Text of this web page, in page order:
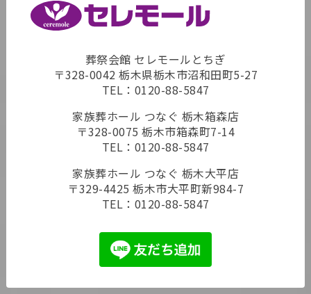
葬祭会館 セレモールとちぎ
〒328-0042 栃木県栃木市沼和田町5-27
TEL： 0120-88-5847
家族葬ホール つなぐ 栃木箱森店
〒328-0075 栃木市箱森町7-14
TEL： 0120-88-5847
家族葬ホール つなぐ 栃木大平店
〒329-4425 栃木市大平町新984-7
TEL： 0120-88-5847